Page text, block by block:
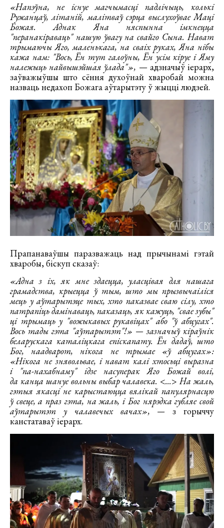
«Напэўна, не існуе магчымасці падлічыць, колькі
Ружанцаў, літаній, малітваў сэрца выслухоўвае Маці
Божая. Аднак Яна няспынна імкнецца
"перанакіраваць" нашую ўвагу на свайго Сына. Нават
трымаючы Яго, маленькага, на сваіх руках, Яна нібы
кажа нам: "Вось, Ён тут галоўны, Ён усім кіруе і Яму
належыць найвышэйшая ўлада"», — адзначыў іерарх,
заўважыўшы што сёння духоўнай хваробай можна
назваць недахоп Божага аўтарытэту ў жыцці людзей.
Прапанаваўшы паразважаць над прычынамі гэтай
хваробы, біскуп сказаў:
«Адна з іх, як мне здаецца, уласцівая для нашага
грамадства, крыецца ў тым, што мы прызвычаіліся
мець у аўтарытэце тых, хто паказвае сваю сілу, хто
патрапіць дамінаваць, паказаць, як кажуць, "свае зубы"
ці трымаць у "вожыкавых рукавіцах" або "ў абцугах".
Вось тады гэта "аўтарытэт"!» — зазначыў кіраўнік
беларускага каталіцкага епіскапату. Ён дадаў, што
Бог, наадварот, нікога не трымае «ў абцугах»:
«Нікога не знявольвае, і нават калі хтосьці выразна
і "па-нахабнаму" ідзе насуперак Яго Божай волі,
да канца шануе вольны выбар чалавека. <...> На жаль,
гэтыя якасці не карыстаюцца вялікай папулярнасцю
ў свеце, а праз гэта, на жаль, і Бог нярэдка губляе свой
аўтарытэт у чалавечых вачах», — з горыччу
канстатаваў іерарх.